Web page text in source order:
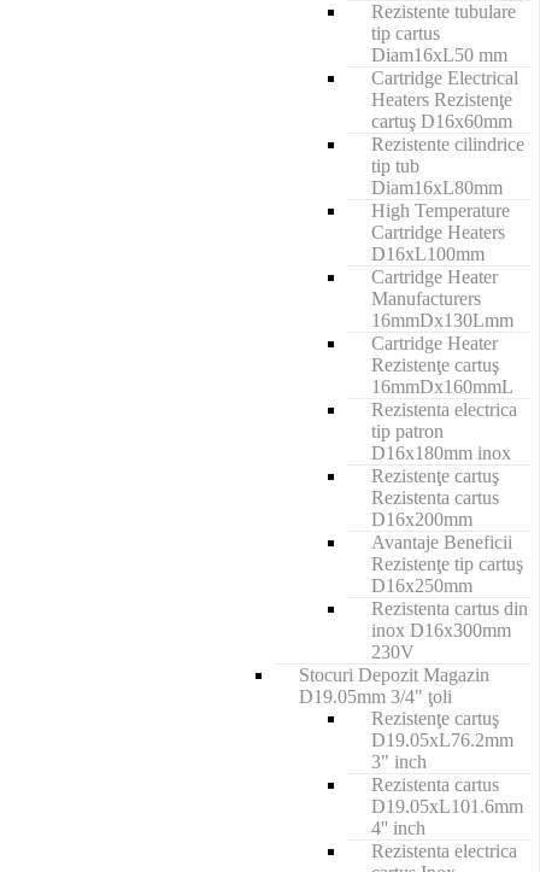
Rezistente tubulare
tip cartus
Diam16xL50 mm
Cartridge Electrical
Heaters Rezistenţe
cartuş D16x60mm
Rezistente cilindrice
tip tub
Diam16xL80mm
High Temperature
Cartridge Heaters
D16xL100mm
Cartridge Heater
Manufacturers
16mmDx130Lmm
Cartridge Heater
Rezistenţe cartuş
16mmDx160mmL
Rezistenta electrica
tip patron
D16x180mm inox
Rezistenţe cartuş
Rezistenta cartus
D16x200mm
Avantaje Beneficii
Rezistenţe tip cartuş
D16x250mm
Rezistenta cartus din
inox D16x300mm
230V
Stocuri Depozit Magazin
D19.05mm 3/4" ţoli
Rezistenţe cartuş
D19.05xL76.2mm
3" inch
Rezistenta cartus
D19.05xL101.6mm
4'' inch
Rezistenta electrica